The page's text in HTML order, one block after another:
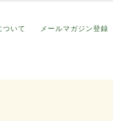
ついて メールマガジン登録